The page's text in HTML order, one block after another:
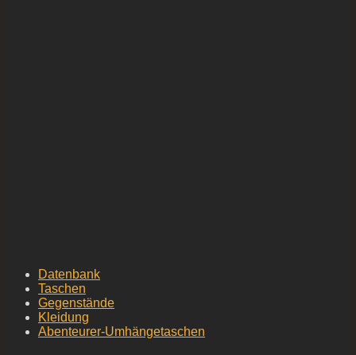
Datenbank
Taschen
Gegenstände
Kleidung
Abenteurer-Umhängetaschen